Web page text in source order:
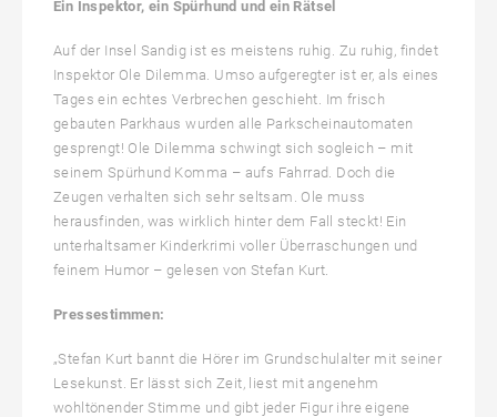
Ein Inspektor, ein Spürhund und ein Rätsel
Auf der Insel Sandig ist es meistens ruhig. Zu ruhig, findet
Inspektor Ole Dilemma. Umso aufgeregter ist er, als eines
Tages ein echtes Verbrechen geschieht. Im frisch
gebauten Parkhaus wurden alle Parkscheinautomaten
gesprengt! Ole Dilemma schwingt sich sogleich – mit
seinem Spürhund Komma – aufs Fahrrad. Doch die
Zeugen verhalten sich sehr seltsam. Ole muss
herausfinden, was wirklich hinter dem Fall steckt! Ein
unterhaltsamer Kinderkrimi voller Überraschungen und
feinem Humor – gelesen von Stefan Kurt.
Pressestimmen:
„Stefan Kurt bannt die Hörer im Grundschulalter mit seiner
Lesekunst. Er lässt sich Zeit, liest mit angenehm
wohltönender Stimme und gibt jeder Figur ihre eigene